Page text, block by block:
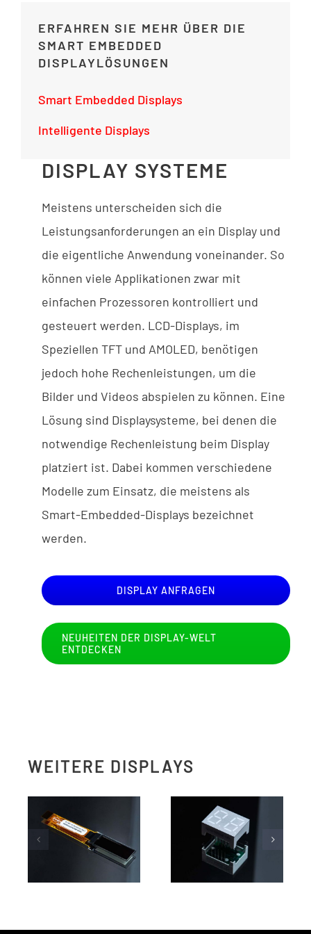
ERFAHREN SIE MEHR ÜBER DIE
SMART EMBEDDED
DISPLAYLÖSUNGEN
Smart Embedded Displays
Intelligente Displays
DISPLAY SYSTEME
Meistens unterscheiden sich die
Leistungsanforderungen an ein Display und
die eigentliche Anwendung voneinander. So
können viele Applikationen zwar mit
einfachen Prozessoren kontrolliert und
gesteuert werden. LCD-Displays, im
Speziellen TFT und AMOLED, benötigen
jedoch hohe Rechenleistungen, um die
Bilder und Videos abspielen zu können. Eine
Lösung sind Displaysysteme, bei denen die
notwendige Rechenleistung beim Display
platziert ist. Dabei kommen verschiedene
Modelle zum Einsatz, die meistens als
Smart-Embedded-Displays bezeichnet
werden.
DISPLAY ANFRAGEN
NEUHEITEN DER DISPLAY-WELT
ENTDECKEN
WEITERE DISPLAYS
OLED
DISPLAYS
LED DISPLAYS